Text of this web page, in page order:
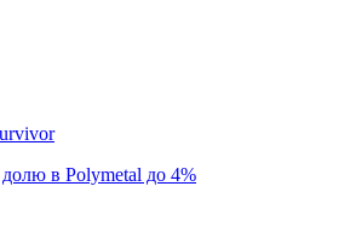
в Polymetal до 4%